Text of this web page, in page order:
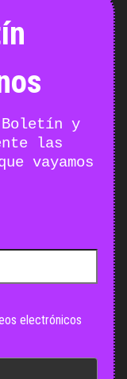
Boletín y
las
vayamos
electrónicos